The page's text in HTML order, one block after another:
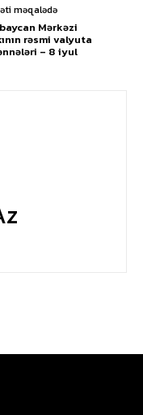
məqalədə
Mərkəzi
rəsmi valyuta
– 8 iyul